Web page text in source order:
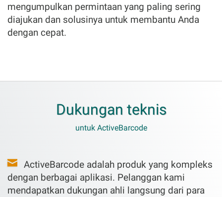
mengumpulkan permintaan yang paling sering
diajukan dan solusinya untuk membantu Anda
dengan cepat.
Dukungan teknis
untuk ActiveBarcode
ActiveBarcode adalah produk yang kompleks
dengan berbagai aplikasi. Pelanggan kami
mendapatkan dukungan ahli langsung dari para